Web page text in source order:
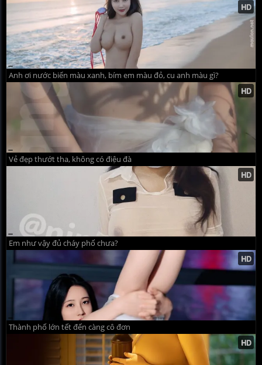
Anh ơi nước biển màu xanh, bím em màu đỏ, cu anh màu gì?
Vẻ đẹp thướt tha, không có điệu đà
Em như vậy đủ cháy phố chưa?
Thành phố lớn tết đến càng cô đơn